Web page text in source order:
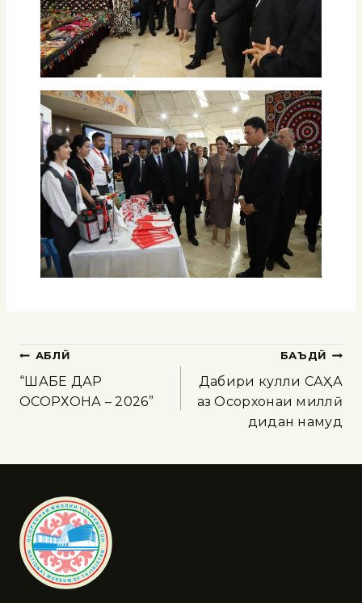
ҚАБЛӢ
“ШАБЕ ДАР
ОСОРХОНА – 2026”
БАЪДӢ
Дабири кулли САҲА
аз Осорхонаи миллӣ
дидан намуд